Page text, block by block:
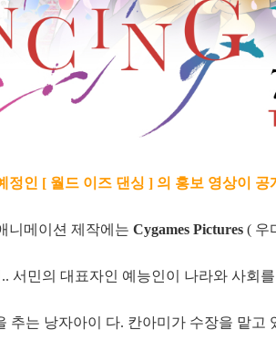
정인 [ 월드 이즈 댄싱 ] 의 홍보 영상이 공
니메이션 제작에는 Cygames Pictures ( 우
서민의 대표자인 예능인이 나라와 사회
추는 낭자아이 다. 칸아미가 수장을 맡고